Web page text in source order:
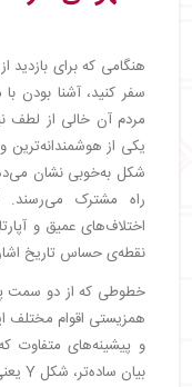
هنگامی که برای بازدید از
سفر کنید، آشنا بودن
یکی از
شکل به‌خوبی نشان
راه مشترک می‌رسند.
اختلاف‌های عمیق و
نقطه‌ی حساس تاریخ
خطوطی که از دو سمت
همزیستی اقوام مختلف
و پیشینه‌های متفاوت
بیان ساده‌تر، شکل Y یعنی «گذشته‌های متفاوت، اما آینده‌ای واحد».